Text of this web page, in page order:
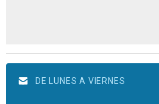
DE LUNES A VIERNES